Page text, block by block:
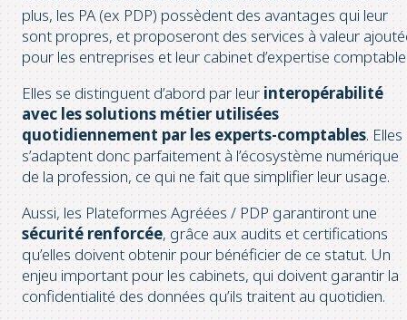
plus, les PA (ex PDP) possèdent des avantages qui leur
sont propres, et proposeront des services à valeur
pour les entreprises et leur cabinet d’expertise
Elles se distinguent d’abord par leur interopérabilité
avec les solutions métier utilisées
quotidiennement par les experts-comptables. Elles
s’adaptent donc parfaitement à l’écosystème numérique
de la profession, ce qui ne fait que simplifier leur usage.
Aussi, les Plateformes Agréées / PDP garantiront une
sécurité renforcée, grâce aux audits et certifications
qu’elles doivent obtenir pour bénéficier de ce statut. Un
enjeu important pour les cabinets, qui doivent garantir la
confidentialité des données qu’ils traitent au quotidien.